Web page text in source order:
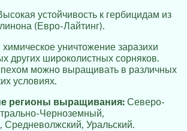
устойчивость к гербицидам из
(Евро-Лайтинг).
уничтожение заразихи
других широколистных сорняков.
можно выращивать в различных
условиях.
регионы выращивания: Северо-
Черноземный,
Уральский.